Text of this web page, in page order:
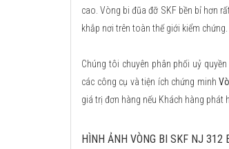
cao. Vòng bi đũa đỡ SKF bền bỉ hơn
khắp nơi trên toàn thế giới kiểm
Chúng tôi chuyên phân phối uỷ
các công cụ và tiện ích chứng minh
giá trị đơn hàng nếu Khách hàng phát
HÌNH ẢNH VÒNG BI SKF NJ 312